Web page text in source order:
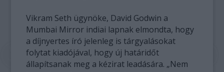
Vikram Seth ügynöke, David Godwin a
Mumbai Mirror indiai lapnak elmondta, hogy
a díjnyertes író jelenleg is tárgyalásokat
folytat kiadójával, hogy új határidőt
állapítsanak meg a kézirat leadására. „Nem